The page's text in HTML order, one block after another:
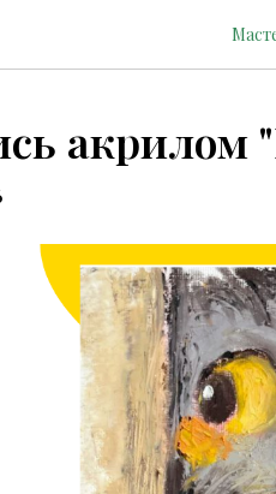
акрилом